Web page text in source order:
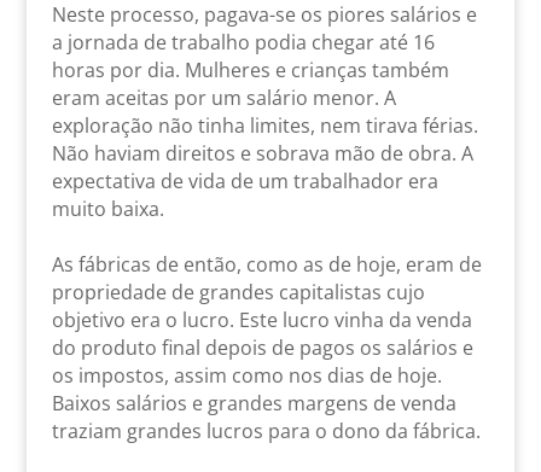
Neste processo, pagava-se os piores salários e
a jornada de trabalho podia chegar até 16
horas por dia. Mulheres e crianças também
eram aceitas por um salário menor. A
exploração não tinha limites, nem tirava férias.
Não haviam direitos e sobrava mão de obra. A
expectativa de vida de um trabalhador era
muito baixa.
As fábricas de então, como as de hoje, eram de
propriedade de grandes capitalistas cujo
objetivo era o lucro. Este lucro vinha da venda
do produto final depois de pagos os salários e
os impostos, assim como nos dias de hoje.
Baixos salários e grandes margens de venda
traziam grandes lucros para o dono da fábrica.